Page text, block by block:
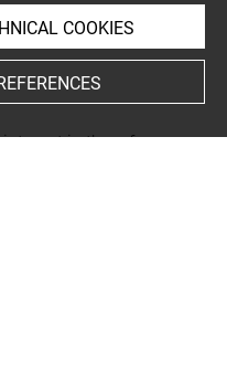
in the reference
COOKIES